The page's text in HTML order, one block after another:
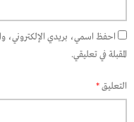
احفظ اسمي، بريدي الإلكتروني،
المقبلة في تعليقي.
التعليق*